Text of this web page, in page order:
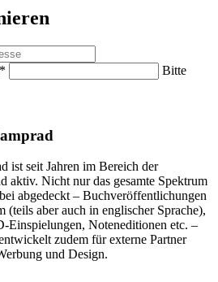
*
Bitte
ist seit Jahren im Bereich der
aktiv. Nicht nur das gesamte Spektrum
abgedeckt – Buchveröffentlichungen
(teils aber auch in englischer Sprache),
Einspielungen, Noteneditionen etc. –
zudem für externe Partner
und Design.